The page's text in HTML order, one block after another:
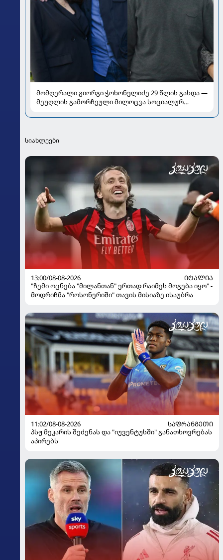
მომღერალი გიორგი ჭოხონელიძე 29 წლის გახდა —
მეუღლის გამორჩეული მილოცვა სოციალურ
სიახლეები
13:00/08-08-2026
ᲘᲢᲐᲚᲘᲐ
"ჩემი ოცნება "მილანთან" ერთად რაიმეს მოგება იყო" -
მოდრიჩმა "როსონერიში" თავის მისიაზე ისაუბრა
11:02/08-08-2026
ᲡᲐᲤᲠᲐᲜᲒᲔᲗᲘ
პსჟ მეკარის შეძენას და "იუვენტუსში" განათხოვრებას
აპირებს